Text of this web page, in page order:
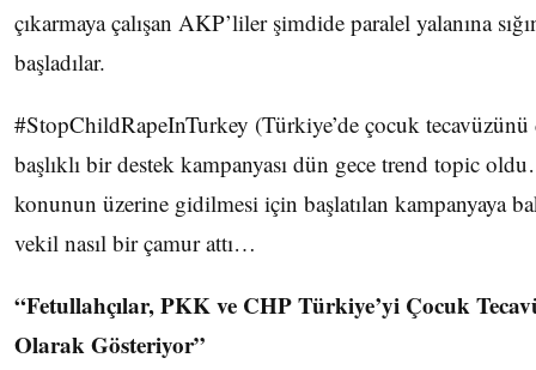
çıkarmaya çalışan AKP’liler şimdide paralel yalanına
başladılar.
#StopChildRapeInTurkey (Türkiye’de çocuk
başlıklı bir destek kampanyası dün gece trend topic
konunun üzerine gidilmesi için başlatılan kampanyaya
vekil nasıl bir çamur attı…
“Fetullahçılar, PKK ve CHP Türkiye’yi Çocuk
Olarak Gösteriyor”